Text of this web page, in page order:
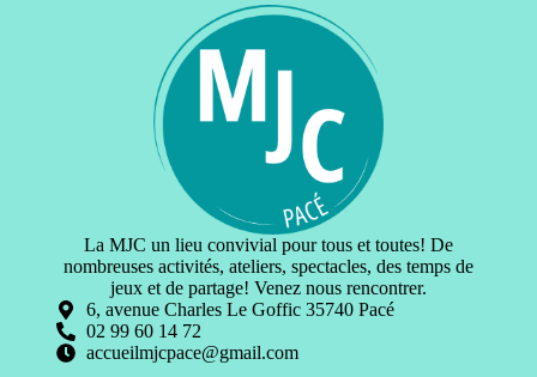
La MJC un lieu convivial pour tous et toutes! De
nombreuses activités, ateliers, spectacles, des temps de
jeux et de partage! Venez nous rencontrer.
6, avenue Charles Le Goffic 35740 Pacé
02 99 60 14 72
accueilmjcpace@gmail.com